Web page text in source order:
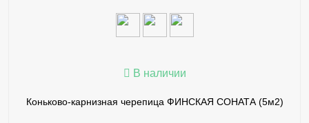
В наличии
Коньково-карнизная черепица ФИНСКАЯ СОНАТА (5м2)